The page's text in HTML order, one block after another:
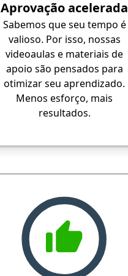
Aprovação acelerada
Sabemos que seu tempo é
valioso. Por isso, nossas
videoaulas e materiais de
apoio são pensados para
otimizar seu aprendizado.
Menos esforço, mais
resultados.